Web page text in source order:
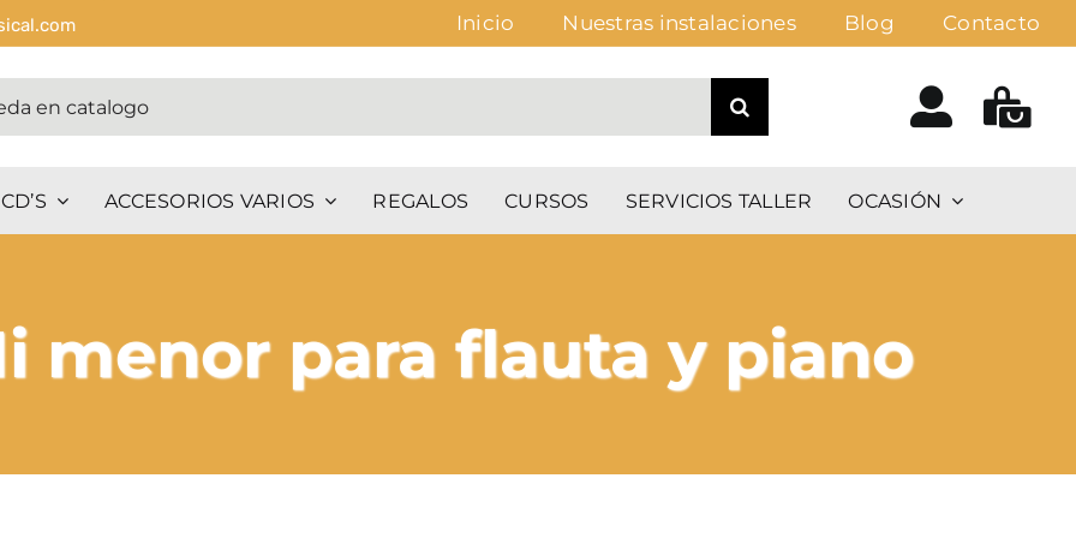
Inicio Nuestras instalaciones Blog Contacto
ACCESORIOS VARIOS REGALOS CURSOS SERVICIOS TALLER OCASIÓN
menor para flauta y piano